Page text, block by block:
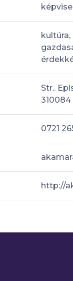
kultúra,
Str..
310084
0721
http://